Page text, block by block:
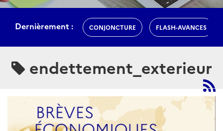
Dernièrement : CONJONCTURE FLASH-AVANCES
endettement_exterieur